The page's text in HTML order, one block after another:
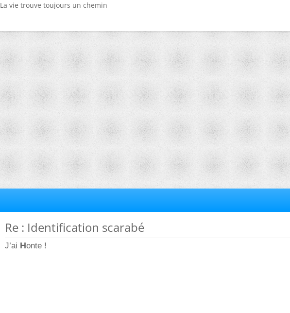
La vie trouve toujours un chemin
Re : Identification scarabé
J’ai Honte !